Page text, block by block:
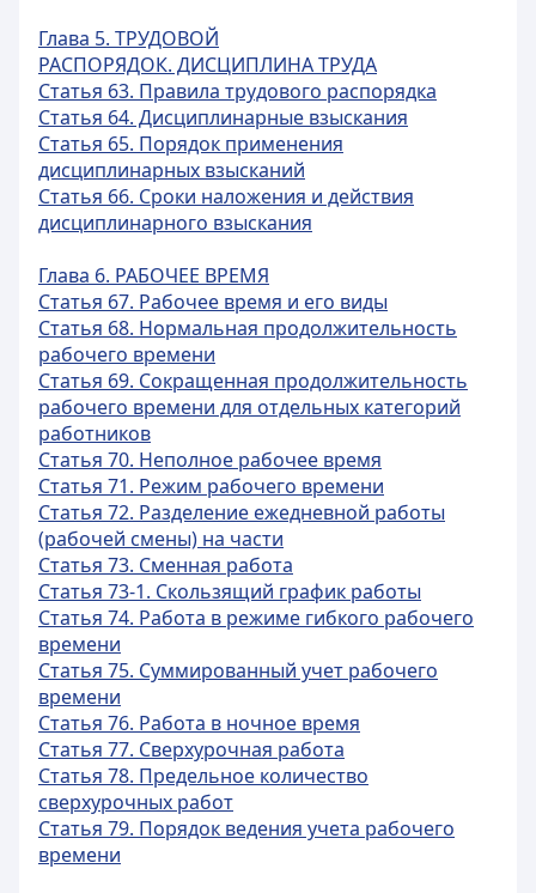
Глава 5. ТРУДОВОЙ
РАСПОРЯДОК. ДИСЦИПЛИНА ТРУДА
Статья 63. Правила трудового распорядка
Статья 64. Дисциплинарные взыскания
Статья 65. Порядок применения
дисциплинарных взысканий
Статья 66. Сроки наложения и действия
дисциплинарного взыскания
Глава 6. РАБОЧЕЕ ВРЕМЯ
Статья 67. Рабочее время и его виды
Статья 68. Нормальная продолжительность
рабочего времени
Статья 69. Сокращенная продолжительность
рабочего времени для отдельных категорий
работников
Статья 70. Неполное рабочее время
Статья 71. Режим рабочего времени
Статья 72. Разделение ежедневной работы
(рабочей смены) на части
Статья 73. Сменная работа
Статья 73-1. Скользящий график работы
Статья 74. Работа в режиме гибкого рабочего
времени
Статья 75. Суммированный учет рабочего
времени
Статья 76. Работа в ночное время
Статья 77. Сверхурочная работа
Статья 78. Предельное количество
сверхурочных работ
Статья 79. Порядок ведения учета рабочего
времени